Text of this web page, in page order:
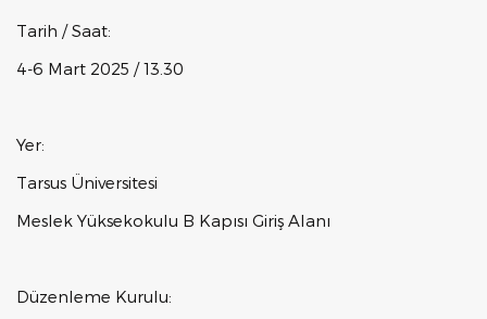
Tarih / Saat:
4-6 Mart 2025 / 13.30
Yer:
Tarsus Üniversitesi
Meslek Yüksekokulu B Kapısı Giriş Alanı
Düzenleme Kurulu: